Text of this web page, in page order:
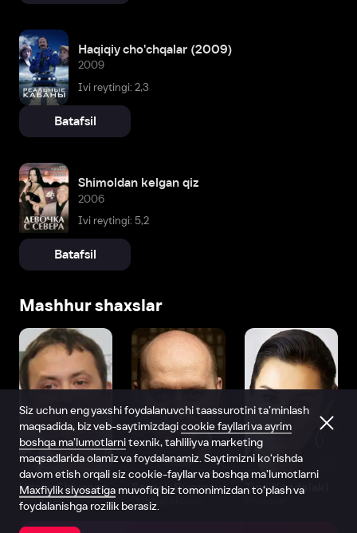
Haqiqiy cho'chqalar (2009)
2009
Ivi reytingi: 2,3
Batafsil
Shimoldan kelgan qiz
2006
Ivi reytingi: 5,2
Batafsil
Mashhur shaxslar
Vitaliy Shlyappo
Produser
Sergey Burunov
Dublyaj aktyori
Tina Kandelaki
Produser
Siz uchun eng yaxshi foydalanuvchi taassurotini ta’minlash
maqsadida, biz veb-saytimizdagicookie fayllari va ayrim
boshqa ma’lumotlarnitexnik, tahliliy va marketing
maqsadlarida olamiz va foydalanamiz. Saytimizni ko‘rishda
davom etish orqali siz cookie-fayllar va boshqa ma’lumotlarni
Maxfiylik siyosatiga muvofiq biz tomonimizdan to‘plash va
foydalanishga rozilik berasiz.